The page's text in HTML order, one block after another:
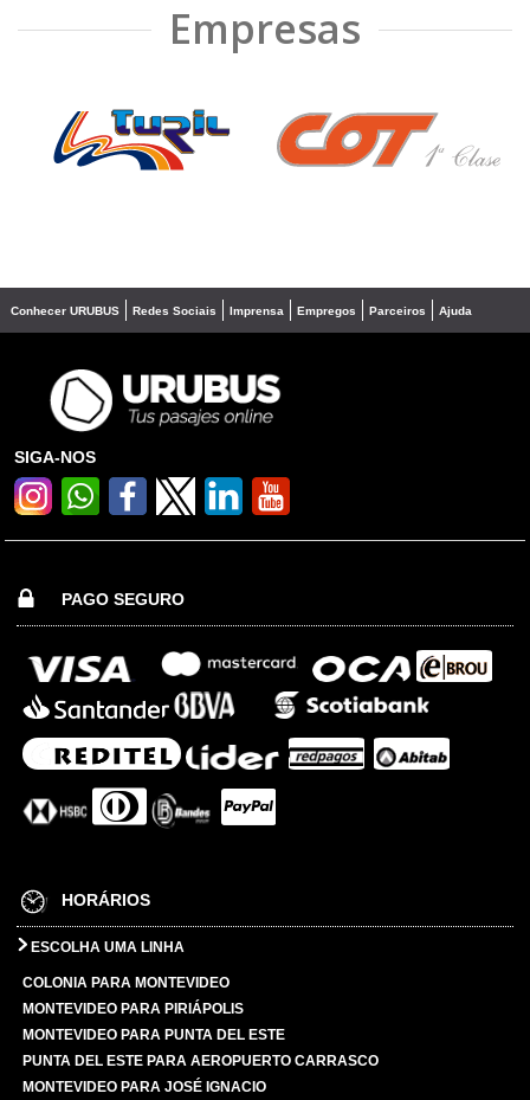
Empresas
❮ ❯
Conhecer URUBUS Redes Sociais Imprensa Empregos Parceiros Ajuda
SIGA-NOS
PAGO SEGURO
HORÁRIOS
ESCOLHA UMA LINHA
COLONIA PARA MONTEVIDEO
MONTEVIDEO PARA PIRIÁPOLIS
MONTEVIDEO PARA PUNTA DEL ESTE
PUNTA DEL ESTE PARA AEROPUERTO CARRASCO
MONTEVIDEO PARA JOSÉ IGNACIO